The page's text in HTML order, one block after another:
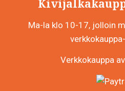
Ma-la klo 10-17, jolloin
Verkkokauppa